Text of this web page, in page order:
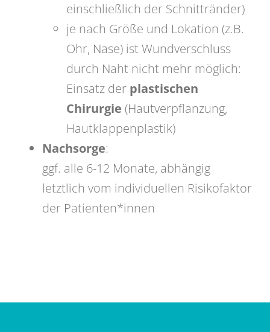
einschließlich der Schnittränder)
je nach Größe und Lokation (z.B.
Ohr, Nase) ist Wundverschluss
durch Naht nicht mehr möglich:
Einsatz der plastischen
Chirurgie (Hautverpflanzung,
Hautklappenplastik)
Nachsorge:
ggf. alle 6-12 Monate, abhängig
letztlich vom individuellen Risikofaktor
der Patienten*innen